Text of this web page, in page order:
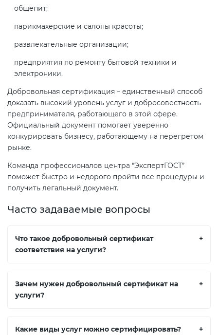
общепит;
парикмахерские и салоны красоты;
развлекательные организации;
предприятия по ремонту бытовой техники и
электроники.
Добровольная сертификация – единственный способ
доказать высокий уровень услуг и добросовестность
предпринимателя, работающего в этой сфере.
Официальный документ помогает уверенно
конкурировать бизнесу, работающему на перегретом
рынке.
Команда профессионалов центра “ЭкспертГОСТ”
поможет быстро и недорого пройти все процедуры и
получить легальный документ.
Часто задаваемые вопросы
Что такое добровольный сертификат
соответствия на услуги?
+
Зачем нужен добровольный сертификат на
услуги?
+
Какие виды услуг можно сертифицировать? +